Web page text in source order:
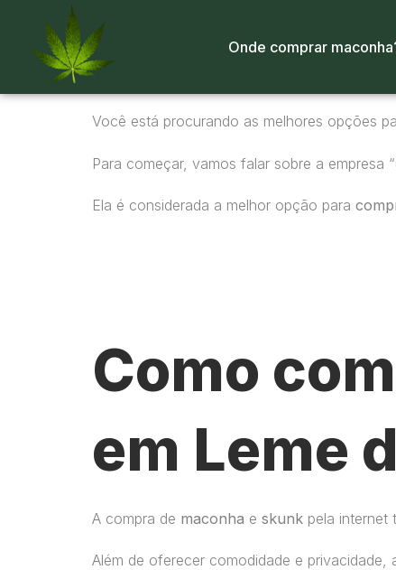
Onde comprar
Você está procurando as melhores opções
Para começar, vamos falar sobre a empresa
Ela é considerada a melhor opção para
Como
em Leme
A compra de maconha e skunk pela internet
Além de oferecer comodidade e